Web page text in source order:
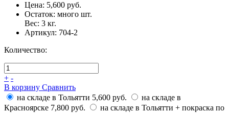
Цена: 5,600 руб.
Остаток: много шт.
Вес: 3 кг.
Артикул: 704-2
Количество:
+ -
В корзину Сравнить
на складе в Тольятти 5,600 руб.
на складе в
Красноярске 7,800 руб.
на складе в Тольятти + покраска по